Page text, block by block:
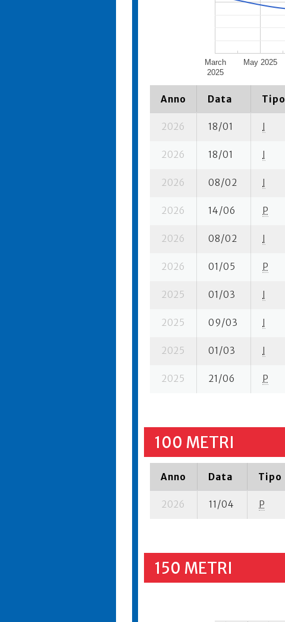
March
2025
May 2025
Anno Data Tipo
2026 18/01 I
2026 18/01 I
2026 08/02 I
2026 14/06 P
2026 08/02 I
2026 01/05 P
2025 01/03 I
2025 09/03 I
2025 01/03 I
2025 21/06 P
100 METRI
Anno Data Tipo
2026 11/04 P
150 METRI